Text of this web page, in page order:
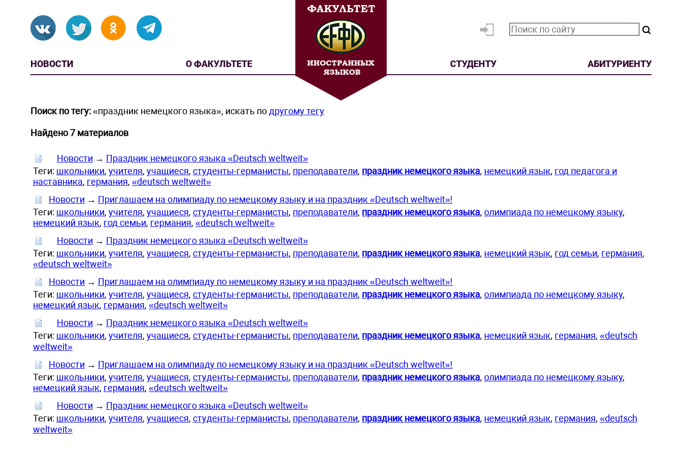
НОВОСТИ О ФАКУЛЬТЕТЕ СТУДЕНТУ АБИТУРИЕНТУ
Поиск по тегу:«праздник немецкого языка», искать по другому тегу
Найдено 7 материалов
Новости → Праздник немецкого языка «Deutsch weltweit»
Теги: школьники, учителя, учащиеся, студенты-германисты, преподаватели, праздник немецкого языка, немецкий язык, год педагога и
наставника, германия, «deutsch weltweit»
Новости → Приглашаем на олимпиаду по немецкому языку и на праздник «Deutsch weltweit»!
Теги: школьники, учителя, учащиеся, студенты-германисты, преподаватели, праздник немецкого языка, олимпиада по немецкому языку,
немецкий язык, год семьи, германия, «deutsch weltweit»
Новости → Праздник немецкого языка «Deutsch weltweit»
Теги: школьники, учителя, учащиеся, студенты-германисты, преподаватели, праздник немецкого языка, немецкий язык, год семьи, германия,
«deutsch weltweit»
Новости → Приглашаем на олимпиаду по немецкому языку и на праздник «Deutsch weltweit»!
Теги: школьники, учителя, учащиеся, студенты-германисты, преподаватели, праздник немецкого языка, олимпиада по немецкому языку,
немецкий язык, германия, «deutsch weltweit»
Новости → Праздник немецкого языка «Deutsch weltweit»
Теги: школьники, учителя, учащиеся, студенты-германисты, преподаватели, праздник немецкого языка, немецкий язык, германия, «deutsch
weltweit»
Новости → Приглашаем на олимпиаду по немецкому языку и на праздник «Deutsch weltweit»!
Теги: школьники, учителя, учащиеся, студенты-германисты, преподаватели, праздник немецкого языка, олимпиада по немецкому языку,
немецкий язык, германия, «deutsch weltweit»
Новости → Праздник немецкого языка «Deutsch weltweit»
Теги: школьники, учителя, учащиеся, студенты-германисты, преподаватели, праздник немецкого языка, немецкий язык, германия, «deutsch
weltweit»